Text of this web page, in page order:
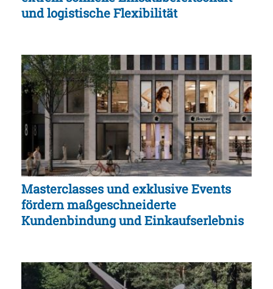
und logistische Flexibilität
Masterclasses und exklusive Events
fördern maßgeschneiderte
Kundenbindung und Einkaufserlebnis